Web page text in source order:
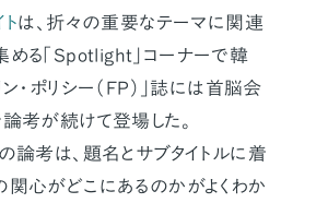
は、折々の重要なテーマに関連
る「Spotlight」コーナーで韓
ン・ポリシー（FP）」誌には首脳会
考が続けて登場した。
考は、題名とサブタイトルに着
関心がどこにあるのかがよくわか